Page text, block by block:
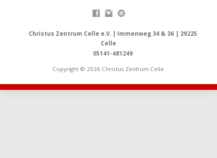
Christus Zentrum Celle e.V. | Immenweg 34 & 36 | 29225
Celle
05141-481249
Copyright © 2026 Christus Zentrum Celle.